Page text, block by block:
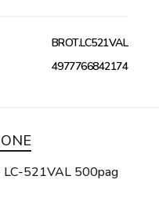
BROT.LC521VAL
4977766842174
LC-521VAL 500pag